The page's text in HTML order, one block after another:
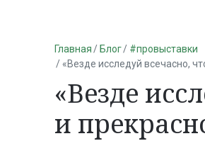
Главная Блог
#провыставки
«Везде исследуй всечасно,
«Везде
и